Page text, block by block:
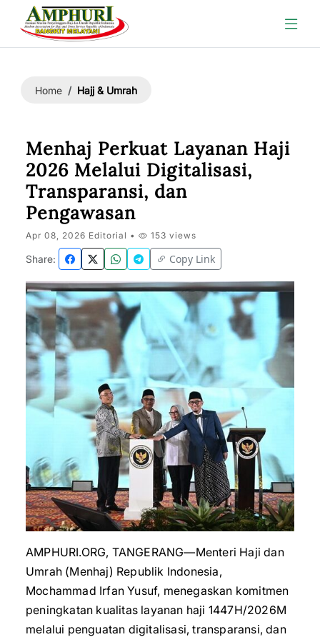
Home Hajj & Umrah
Menhaj Perkuat Layanan Haji
2026 Melalui Digitalisasi,
Transparansi, dan
Pengawasan
Apr 08, 2026 Editorial • 153 views
Share: Copy Link
AMPHURI.ORG, TANGERANG—Menteri Haji dan
Umrah (Menhaj) Republik Indonesia,
Mochammad Irfan Yusuf, menegaskan komitmen
peningkatan kualitas layanan haji 1447H/2026M
melalui penguatan digitalisasi, transparansi, dan